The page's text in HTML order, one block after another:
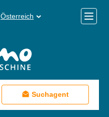
Österreich
Menü
Suchagent